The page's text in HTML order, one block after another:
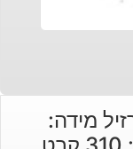
מידה: